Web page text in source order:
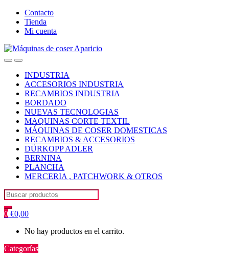
Skip
navigation
Skip
content
Contacto
Tienda
Mi cuenta
OpenClose
INDUSTRIA
ACCESORIOS INDUSTRIA
RECAMBIOS INDUSTRIA
BORDADO
NUEVAS TECNOLOGIAS
MAQUINAS CORTE TEXTIL
MÁQUINAS DE COSER DOMESTICAS
RECAMBIOS & ACCESORIOS
DÜRKOPP ADLER
BERNINA
PLANCHA
MERCERIA , PATCHWORK & OTROS
Search
for:
0 €0,00
No hay productos en el carrito.
Categorías